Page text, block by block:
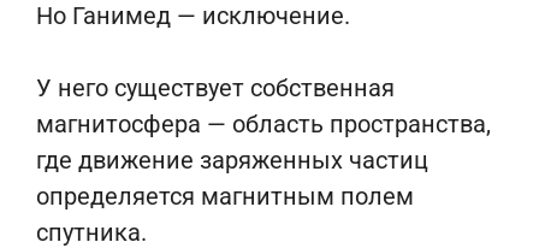
Но Ганимед — исключение.
У него существует собственная
магнитосфера — область пространства,
где движение заряженных частиц
определяется магнитным полем
спутника.